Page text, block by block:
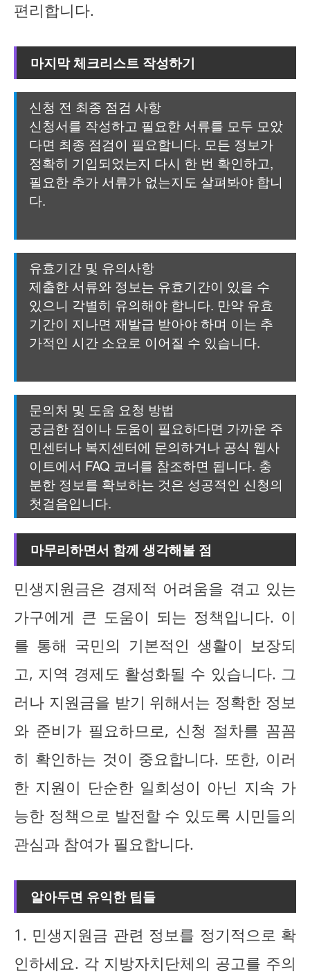
편리합니다.
마지막 체크리스트 작성하기
신청 전 최종 점검 사항
신청서를 작성하고 필요한 서류를 모두 모았
다면 최종 점검이 필요합니다. 모든 정보가
정확히 기입되었는지 다시 한 번 확인하고,
필요한 추가 서류가 없는지도 살펴봐야 합니
다.
유효기간 및 유의사항
제출한 서류와 정보는 유효기간이 있을 수
있으니 각별히 유의해야 합니다. 만약 유효
기간이 지나면 재발급 받아야 하며 이는 추
가적인 시간 소요로 이어질 수 있습니다.
문의처 및 도움 요청 방법
궁금한 점이나 도움이 필요하다면 가까운 주
민센터나 복지센터에 문의하거나 공식 웹사
이트에서 FAQ 코너를 참조하면 됩니다. 충
분한 정보를 확보하는 것은 성공적인 신청의
첫걸음입니다.
마무리하면서 함께 생각해볼 점
민생지원금은 경제적 어려움을 겪고 있는
가구에게 큰 도움이 되는 정책입니다. 이
를 통해 국민의 기본적인 생활이 보장되
고, 지역 경제도 활성화될 수 있습니다. 그
러나 지원금을 받기 위해서는 정확한 정보
와 준비가 필요하므로, 신청 절차를 꼼꼼
히 확인하는 것이 중요합니다. 또한, 이러
한 지원이 단순한 일회성이 아닌 지속 가
능한 정책으로 발전할 수 있도록 시민들의
관심과 참여가 필요합니다.
알아두면 유익한 팁들
1. 민생지원금 관련 정보를 정기적으로 확
인하세요. 각 지방자치단체의 공고를 주의